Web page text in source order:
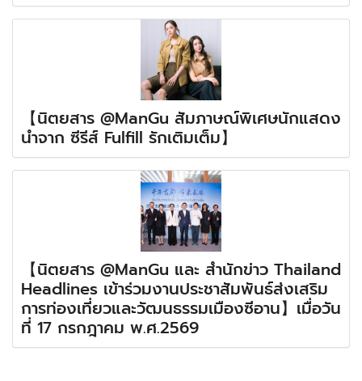
【นิตยสาร @ManGu สัมภาษณ์พิเศษนักแสดง
นำจาก ซีรีส์ Fulfill รักเติมเต็ม】
【นิตยสาร @ManGu และ สำนักข่าว Thailand
Headlines เข้าร่วมงานประชาสัมพันธ์ส่งเสริม
การท่องเที่ยวและวัฒนธรรมเมืองซีอาน】เมื่อวัน
ที่ 17 กรกฎาคม พ.ศ.2569